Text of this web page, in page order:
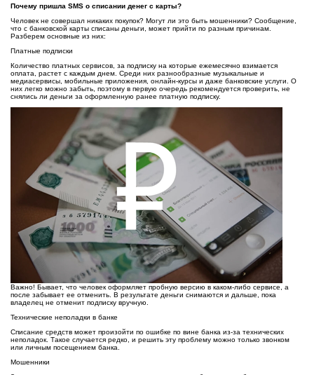
Почему пришла SMS о списании денег с карты?
Человек не совершал никаких покупок? Могут ли это быть мошенники? Сообщение,
что с банковской карты списаны деньги, может прийти по разным причинам.
Разберем основные из них:
Платные подписки
Количество платных сервисов, за подписку на которые ежемесячно взимается
оплата, растет с каждым днем. Среди них разнообразные музыкальные и
медиасервисы, мобильные приложения, онлайн-курсы и даже банковские услуги. О
них легко можно забыть, поэтому в первую очередь рекомендуется проверить, не
снялись ли деньги за оформленную ранее платную подписку.
Важно! Бывает, что человек оформляет пробную версию в каком-либо сервисе, а
после забывает ее отменить. В результате деньги снимаются и дальше, пока
владелец не отменит подписку вручную.
Технические неполадки в банке
Списание средств может произойти по ошибке по вине банка из-за технических
неполадок. Такое случается редко, и решить эту проблему можно только звонком
или личным посещением банка.
Мошенники